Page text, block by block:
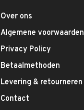
Over ons
Algemene voorwaarden
Privacy Policy
Betaalmethoden
Levering & retourneren
Contact